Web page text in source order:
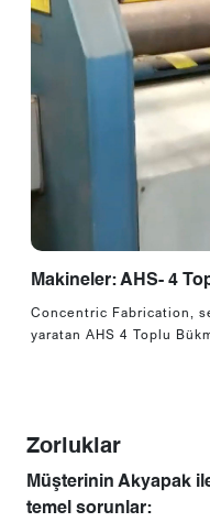
Makineler: AHS- 4
Concentric Fabrication,
yaratan AHS 4 Toplu
Zorluklar
Müşterinin Akyapak
temel sorunlar: